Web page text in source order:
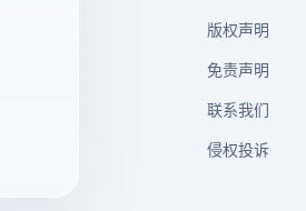
版权声明
免责声明
联系我们
侵权投诉